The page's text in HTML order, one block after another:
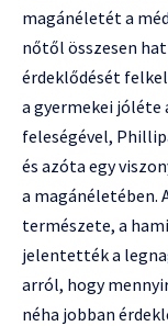
magánéletét a
nőtől összesen
érdeklődését
a gyermekei jóléte
feleségével,
és azóta egy
a magánéletében.
természete, a
jelentették a
arról, hogy
néha jobban